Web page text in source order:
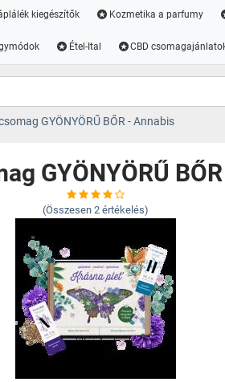
kiegészítők Kozmetika a parfumy
Étel-Ital CBD
GYÖNYÖRŰ BŐR - Annabis
GYÖNYÖRŰ
(Összesen 2 értékelés)